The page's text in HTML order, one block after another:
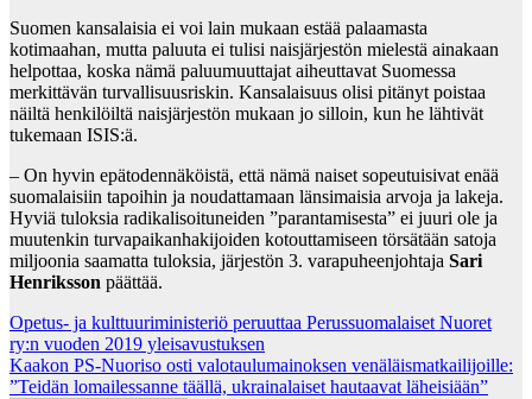
Suomen kansalaisia ei voi lain mukaan estää palaamasta
kotimaahan, mutta paluuta ei tulisi naisjärjestön mielestä ainakaan
helpottaa, koska nämä paluumuuttajat aiheuttavat Suomessa
merkittävän turvallisuusriskin. Kansalaisuus olisi pitänyt poistaa
näiltä henkilöiltä naisjärjestön mukaan jo silloin, kun he lähtivät
tukemaan ISIS:ä.
– On hyvin epätodennäköistä, että nämä naiset sopeutuisivat enää
suomalaisiin tapoihin ja noudattamaan länsimaisia arvoja ja lakeja.
Hyviä tuloksia radikalisoituneiden ”parantamisesta” ei juuri ole ja
muutenkin turvapaikanhakijoiden kotouttamiseen törsätään satoja
miljoonia saamatta tuloksia, järjestön 3. varapuheenjohtaja Sari
Henriksson päättää.
Post
navigation
Opetus- ja kulttuuriministeriö peruuttaa Perussuomalaiset Nuoret
ry:n vuoden 2019 yleisavustuksen
Kaakon PS-Nuoriso osti valotaulumainoksen venäläismatkailijoille:
”Teidän lomailessanne täällä, ukrainalaiset hautaavat läheisiään”